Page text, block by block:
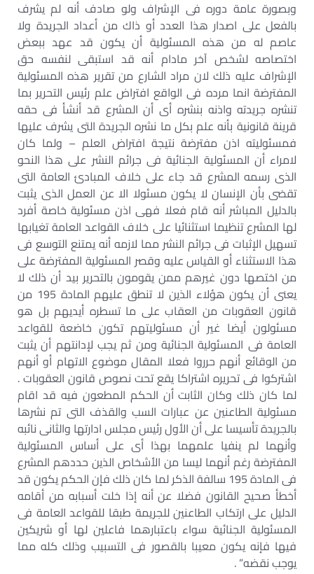
وبصورة عامة دوره فى الإشراف ولو صادف أنه لم يشرف
بالفعل على اصدار هذا العدد أو ذاك من أعداد الجريدة ولا
عاصم له من هذه المسئولية أن يكون قد عهد ببعض
اختصاصه لشخص آخر مادام أنه قد استبقى لنفسه حق
الإشراف عليه ذلك لان مراد الشارع من تقرير هذه المسئولية
المفترضة انما مرده فى الواقع افتراض علم رئيس التحرير بما
تنشره جريدته واذنه بنشره أى أن المشرع قد أنشأ فى حقه
قرينة قانونية بأنه علم بكل ما نشره الجريدة التى يشرف عليها
فمسئوليته اذن مفترضة نتيجة افتراض العلم – ولما كان
لامراء أن المسئولية الجنائية فى جرائم النشر على هذا النحو
الذى رسمه المشرع قد جاء على خلاف المبادئ العامة التى
تقضى بأن الإنسان لا يكون مسئولا الا عن العمل الذى يثبت
بالدليل المباشر أنه قام فعلا فهى اذن مسئولية خاصة أفرد
لها المشرع تنظيما استثنائيا على خلاف القواعد العامة تغيابها
تسهيل الإثبات فى جرائم النشر مما لازمه أنه يمتنع التوسع فى
هذا الاستثناء أو القياس عليه وقصر المسئولية المفترضة على
من اختصها دون غيرهم ممن يقومون بالتحرير بيد أن ذلك لا
يعنى أن يكون هؤلاء الذين لا تنطق عليهم المادة 195 من
قانون العقوبات من العقاب على ما تسطره أيديهم بل هو
مسئولون أيضا غير أن مسئوليتهم تكون خاضعة للقواعد
العامة فى المسئولية الجنائية ومن ثم يجب لإدانتهم أن يثبت
من الوقائع أنهم حرروا فعلا المقال موضوع الاتهام أو أنهم
اشتركوا فى تحريره اشتراكا يقع تحت نصوص قانون العقوبات .
لما كان ذلك وكان الثابت أن الحكم المطعون فيه قد اقام
مسئولية الطاعنين عن عبارات السب والقذف التى تم نشرها
بالجريدة تأسيسا على أن الأول رئيس مجلس ادارتها والثانى نائبه
وأنهما لم ينفيا علمهما بهذا أى على أساس المسئولية
المفترضة رغم أنهما ليسا من الأشخاص الذين حددهم المشرع
فى المادة 195 سالفة الذكر لما كان ذلك فإن الحكم يكون قد
أخطأ صحيح القانون فضلا عن أنه إذا خلت أسبابه من أقامه
الدليل على ارتكاب الطاعنين للجريمة طبقا للقواعد العامة فى
المسئولية الجنائية سواء باعتبارهما فاعلين لها أو شريكين
فيها فإنه يكون معيبا بالقصور فى التسبيب وذلك كله مما
يوجب نقضه” .